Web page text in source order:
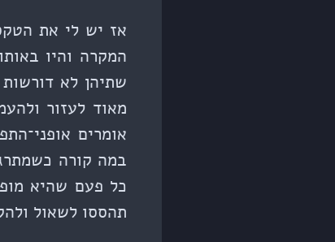
אז יש לי את
המקרה והיו
שתיהן לא
מאוד לעזור
אומרים
במה קורה
כל פעם שהיא
תהססו לשאול